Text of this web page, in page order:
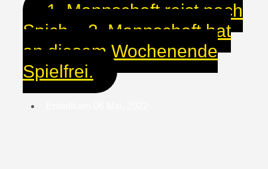
1. Mannschaft reist nach
Spich – 2. Mannschaft hat
an diesem Wochenende
Spielfrei.